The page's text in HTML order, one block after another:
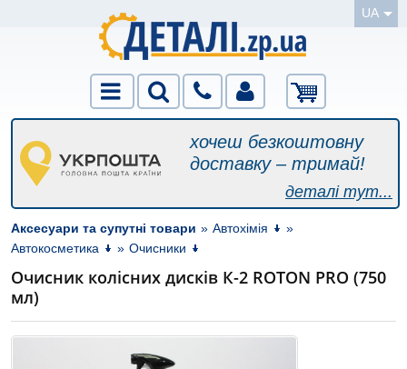
UA
хочеш безкоштовну
доставку – тримай!
деталі тут...
Аксесуари та супутні товари » Автохімія
»
Автокосметика
» Очисники
Очисник колісних дисків К-2 ROTON PRO (750
мл)